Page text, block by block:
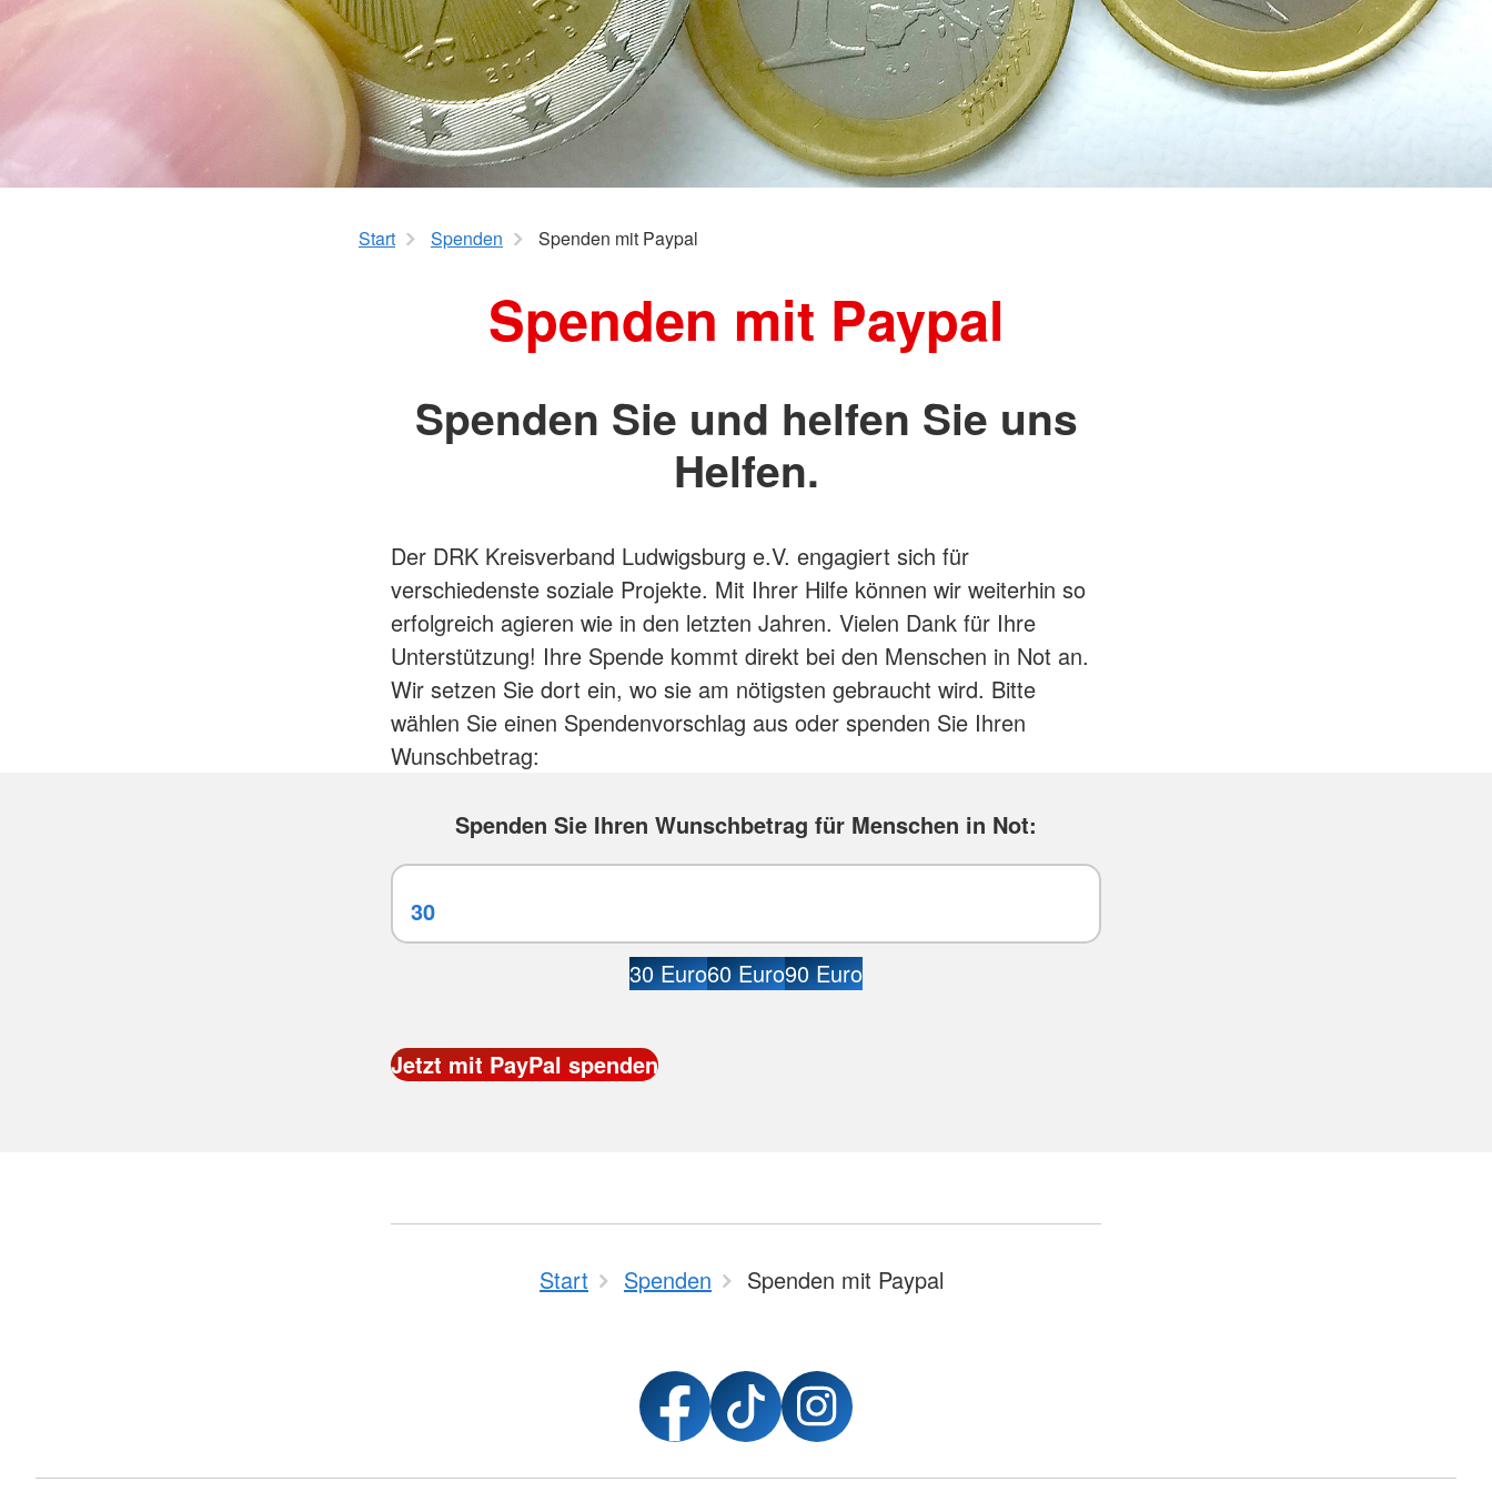
Kinder im Mittelpunkt
Familienbildung - Barfuß-Entdecker
Suchdienst
Suchdienst
Kreisauskunftsbüro / PASt
Spenden
(PSNV) / Notfallseelsorge
Rettungshundearbeit
Sanitätsdienst
Start Spenden Spenden mit Paypal
Spenden mit Paypal
Spenden Sie und helfen Sie uns
Helfen.
Der DRK Kreisverband Ludwigsburg e.V. engagiert sich für
verschiedenste soziale Projekte. Mit Ihrer Hilfe können wir weiterhin so
erfolgreich agieren wie in den letzten Jahren. Vielen Dank für Ihre
Unterstützung! Ihre Spende kommt direkt bei den Menschen in Not an.
Wir setzen Sie dort ein, wo sie am nötigsten gebraucht wird. Bitte
wählen Sie einen Spendenvorschlag aus oder spenden Sie Ihren
Wunschbetrag:
Spenden Sie Ihren Wunschbetrag für Menschen in Not:
30 Euro60 Euro90 Euro
Start Spenden Spenden mit Paypal